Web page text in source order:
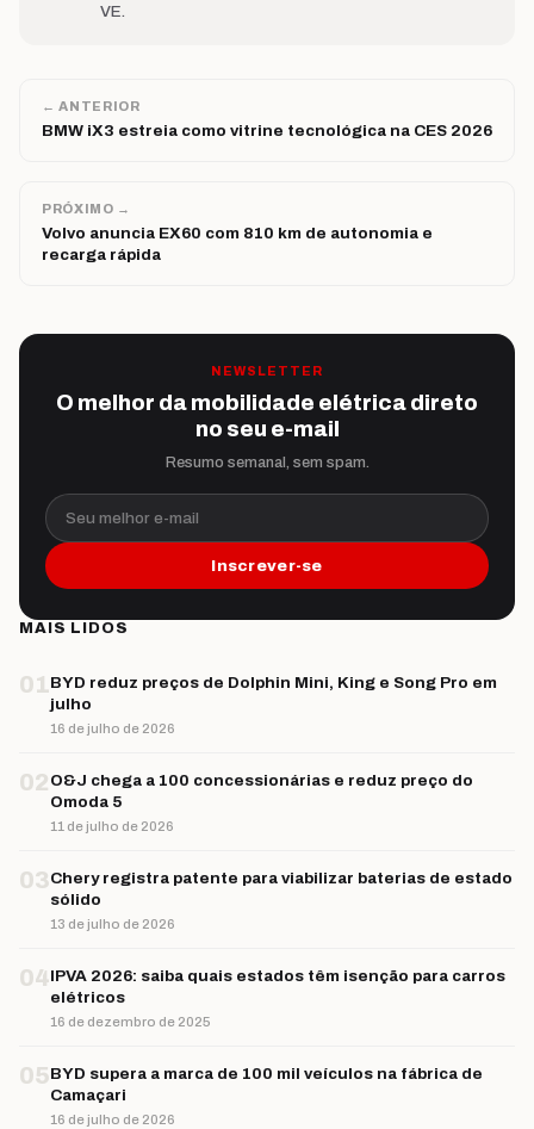
VE.
← ANTERIOR
BMW iX3 estreia como vitrine tecnológica na CES 2026
PRÓXIMO →
Volvo anuncia EX60 com 810 km de autonomia e
recarga rápida
NEWSLETTER
O melhor da mobilidade elétrica direto
no seu e-mail
Resumo semanal, sem spam.
Seu melhor e-mail
Inscrever-se
MAIS LIDOS
01BYD reduz preços de Dolphin Mini, King e Song Pro em
julho
16 de julho de 2026
02 O&J chega a 100 concessionárias e reduz preço do
Omoda 5
11 de julho de 2026
03Chery registra patente para viabilizar baterias de estado
sólido
13 de julho de 2026
04IPVA 2026: saiba quais estados têm isenção para carros
elétricos
16 de dezembro de 2025
05BYD supera a marca de 100 mil veículos na fábrica de
Camaçari
16 de julho de 2026